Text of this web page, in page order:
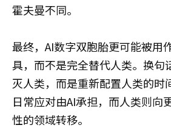
霍夫曼不同。
最终，AI数字双胞胎更可能被用
具，而不是完全替代人类。换句
灭人类，而是重新配置人类的时
日常应对由AI承担，而人类则向
性的领域转移。